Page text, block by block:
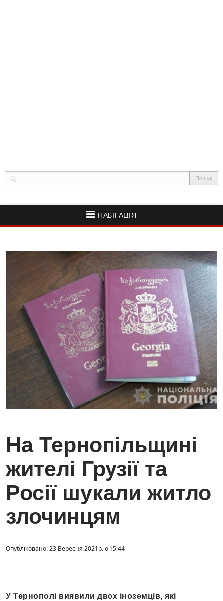
НАВІГАЦІЯ
На Тернопільщині
жителі Грузії та
Росії шукали житло
злочинцям
Опубліковано: 23 Вересня 2021р. о 15:44
У Тернополі виявили двох іноземців, які